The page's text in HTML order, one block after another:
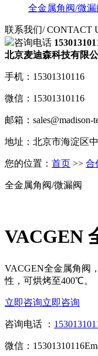
全金属角阀/微漏
联系我们/ CONTACT
咨询电话
北京麦迪森科技有限
手机：15301310116
微信：15301310116
邮箱：sales@madison-
地址：北京市海淀区
您的位置： 首页 >> 合
全金属角阀/微漏阀
VACGEN
VACGEN全金属角阀
性，可烘烤至400℃。
立即咨询立即咨询
咨询电话 ：
微信：15301310116